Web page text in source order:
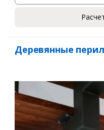
Деревянные